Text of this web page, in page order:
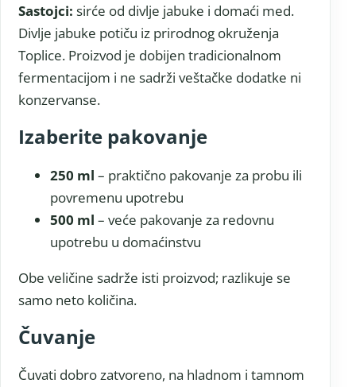
Sastojci: sirće od divlje jabuke i domaći med.
Divlje jabuke potiču iz prirodnog okruženja
Toplice. Proizvod je dobijen tradicionalnom
fermentacijom i ne sadrži veštačke dodatke ni
konzervanse.
Izaberite pakovanje
250 ml – praktično pakovanje za probu ili
povremenu upotrebu
500 ml – veće pakovanje za redovnu
upotrebu u domaćinstvu
Obe veličine sadrže isti proizvod; razlikuje se
samo neto količina.
Čuvanje
Čuvati dobro zatvoreno, na hladnom i tamnom